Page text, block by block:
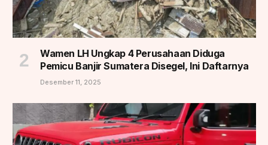
Wamen LH Ungkap 4 Perusahaan Diduga
Pemicu Banjir Sumatera Disegel, Ini Daftarnya
Desember 11, 2025